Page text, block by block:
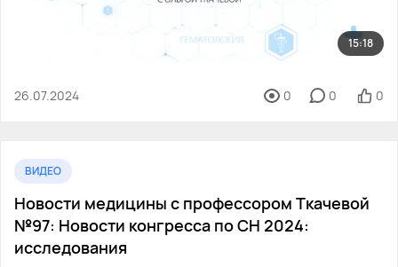
15:18
26.07.2024 0 0 0
ВИДЕО
Новости медицины с профессором Ткачевой
№97: Новости конгресса по СН 2024:
исследования